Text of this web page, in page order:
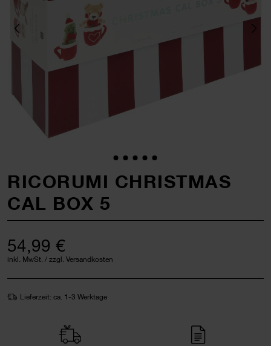
RICORUMI CHRISTMAS
CAL BOX 5
54,99 €
inkl. MwSt. / zzgl. Versandkosten
Lieferzeit: ca. 1-3 Werktage